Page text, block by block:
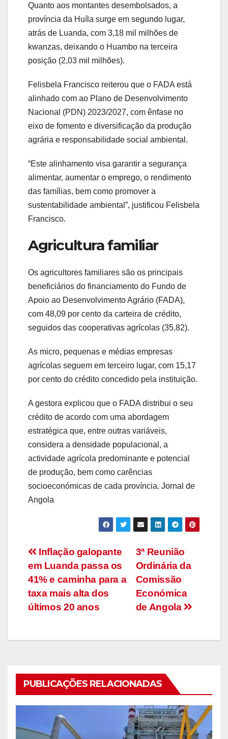
Quanto aos montantes desembolsados, a
província da Huíla surge em segundo lugar,
atrás de Luanda, com 3,18 mil milhões de
kwanzas, deixando o Huambo na terceira
posição (2,03 mil milhões).
Felisbela Francisco reiterou que o FADA está
alinhado com ao Plano de Desenvolvimento
Nacional (PDN) 2023/2027, com ênfase no
eixo de fomento e diversificação da produção
agrária e responsabilidade social ambiental.
“Este alinhamento visa garantir a segurança
alimentar, aumentar o emprego, o rendimento
das famílias, bem como promover a
sustentabilidade ambiental”, justificou Felisbela
Francisco.
Agricultura familiar
Os agricultores familiares são os principais
beneficiários do financiamento do Fundo de
Apoio ao Desenvolvimento Agrário (FADA),
com 48,09 por cento da carteira de crédito,
seguidos das cooperativas agrícolas (35,82).
As micro, pequenas e médias empresas
agrícolas seguem em terceiro lugar, com 15,17
por cento do crédito concedido pela instituição.
A gestora explicou que o FADA distribui o seu
crédito de acordo com uma abordagem
estratégica que, entre outras variáveis,
considera a densidade populacional, a
actividade agrícola predominante e potencial
de produção, bem como carências
socioeconómicas de cada província. Jornal de
Angola
Navegação
de
artigos
3ª Reunião
Ordinária da
Comissão
Económica
de Angola
Inflação galopante
em Luanda passa os
41% e caminha para a
taxa mais alta dos
últimos 20 anos
PUBLICAÇÕES RELACIONADAS